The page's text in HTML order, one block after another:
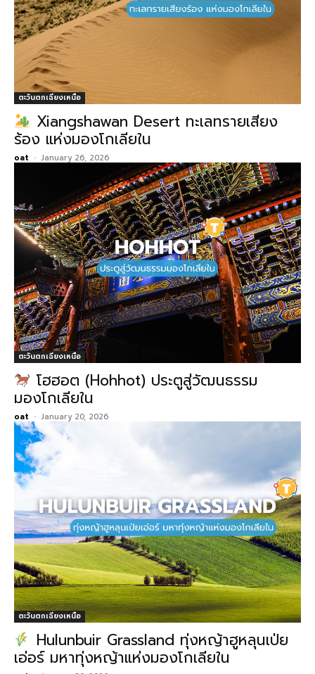
ตะวันตกเฉียงเหนือ
Xiangshawan Desert ทะเลทรายเสียง
ร้อง แห่งมองโกเลียใน
oat - January 26, 2026
ตะวันตกเฉียงเหนือ
โฮฮอต (Hohhot) ประตูสู่วัฒนธรรม
มองโกเลียใน
oat - January 20, 2026
ตะวันตกเฉียงเหนือ
Hulunbuir Grassland ทุ่งหญ้าฮูหลุนเป่ย
เอ่อร์ มหาทุ่งหญ้าแห่งมองโกเลียใน